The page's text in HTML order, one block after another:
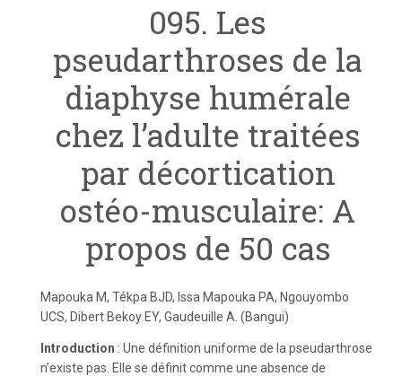
095. Les
pseudarthroses de la
diaphyse humérale
chez l’adulte traitées
par décortication
ostéo-musculaire: A
propos de 50 cas
Mapouka M, Tékpa BJD, Issa Mapouka PA, Ngouyombo
UCS, Dibert Bekoy EY, Gaudeuille A. (Bangui)
Introduction : Une définition uniforme de la pseudarthrose
n’existe pas. Elle se définit comme une absence de